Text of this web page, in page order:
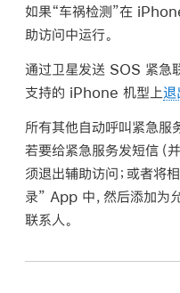
如果“车祸检测”在
助访问中运行。
通过卫星发送 SOS 紧急
支持的 iPhone 机型上退
所有其他自动呼叫紧急服
若要给紧急服务发短信（
须退出辅助访问；或者将
录” App 中，然后添加为
联系人。